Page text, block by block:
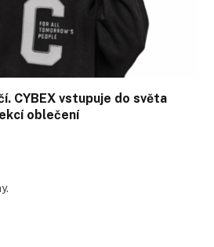
CYBEX vstupuje do světa
oblečení